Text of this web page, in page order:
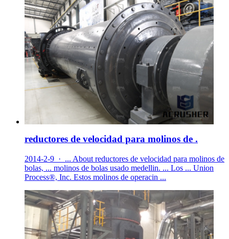
reductores de velocidad para molinos de .
2014-2-9 · ... About reductores de velocidad para molinos de
bolas, ... molinos de bolas usado medellin. ... Los ... Union
Process®, Inc. Estos molinos de operacin ...